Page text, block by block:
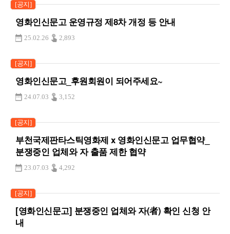
[공지]
영화인신문고 운영규정 제8차 개정 등 안내
25.02.26 2,893
[공지]
영화인신문고_후원회원이 되어주세요~
24.07.03 3,152
[공지]
부천국제판타스틱영화제 x 영화인신문고 업무협약_
분쟁중인 업체와 자 출품 제한 협약
23.07.03 4,292
[공지]
[영화인신문고] 분쟁중인 업체와 자(者) 확인 신청 안
내